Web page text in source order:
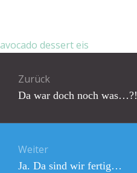
avocado desserteis
Zurück
Vorheriger
Da war doch noch was…?!
Weiter
Nächster
Ja. Da sind wir fertig…